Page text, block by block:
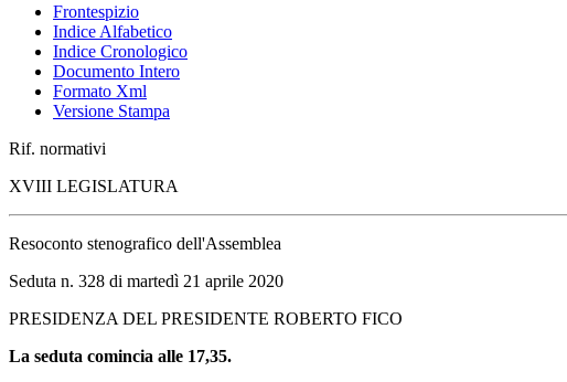
Frontespizio
Indice Alfabetico
Indice Cronologico
Documento Intero
Formato Xml
Versione Stampa
Rif. normativi
XVIII LEGISLATURA
Resoconto stenografico dell'Assemblea
Seduta n. 328 di martedì 21 aprile 2020
PRESIDENZA DEL PRESIDENTE ROBERTO FICO
La seduta comincia alle 17,35.